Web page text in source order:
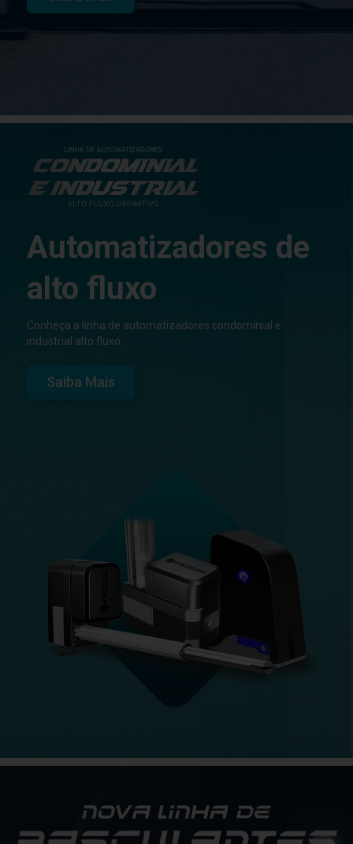
Automatizadores de
alto fluxo
Conheça a linha de automatizadores condominial e
industrial alto fluxo.
Saiba Mais